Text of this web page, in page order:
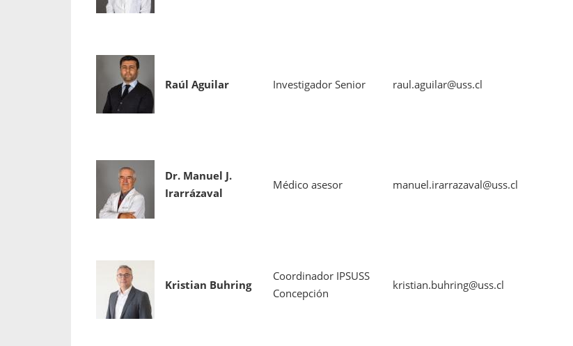
Raúl Aguilar Investigador Senior raul.aguilar@uss.cl
Dr. Manuel J.
Irarrázaval
Médico asesor manuel.irarrazaval@uss.cl
Kristian Buhring
Coordinador IPSUSS
Concepción
kristian.buhring@uss.cl